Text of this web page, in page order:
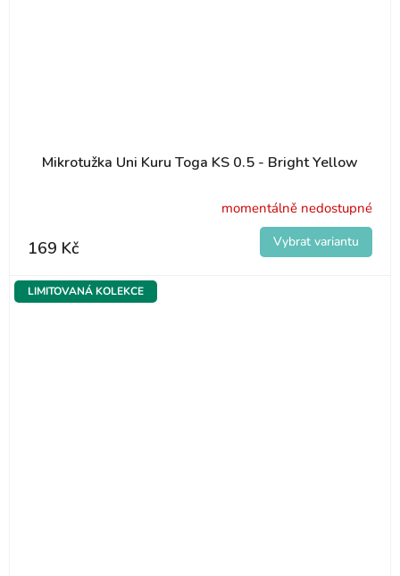
Mikrotužka Uni Kuru Toga KS 0.5 - Bright Yellow
momentálně nedostupné
169 Kč
LIMITOVANÁ KOLEKCE